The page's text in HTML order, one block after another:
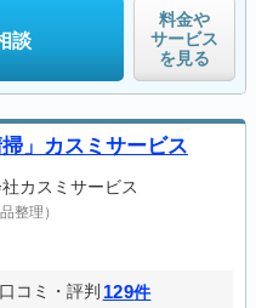
談
料金や
サービス
を見る
」カスミサービス
カスミサービス
整理）
口コミ・評判 129件